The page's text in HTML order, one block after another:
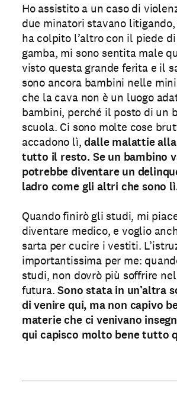
Ho assistito a un caso di
due minatori stavano
ha colpito l’altro con il piede
gamba, mi sono sentita male
visto questa grande ferita e il
sono ancora bambini nelle
che la cava non è un luogo
bambini, perché il posto di un
scuola. Ci sono molte cose
accadono lì,dalle malattie
tutto il resto. Se un bambino
potrebbe diventare un
ladro come gli altri che sono
Quando finirò gli studi, mi
diventare medico, e voglio
sarta per cucire i vestiti.
importantissima per me:
studi, non dovrò più soffrire
futura.Sono stata in un’altra
di venire qui, ma non capivo
materie che ci venivano
qui capisco molto bene tutto